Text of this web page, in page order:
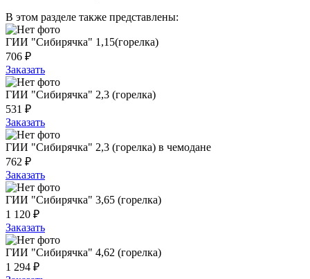
В этом разделе также представлены:
ГИИ "Сибирячка" 1,15(горелка)
706 ₽
Заказать
ГИИ "Сибирячка" 2,3 (горелка)
531 ₽
Заказать
ГИИ "Сибирячка" 2,3 (горелка) в чемодане
762 ₽
Заказать
ГИИ "Сибирячка" 3,65 (горелка)
1 120 ₽
Заказать
ГИИ "Сибирячка" 4,62 (горелка)
1 294 ₽